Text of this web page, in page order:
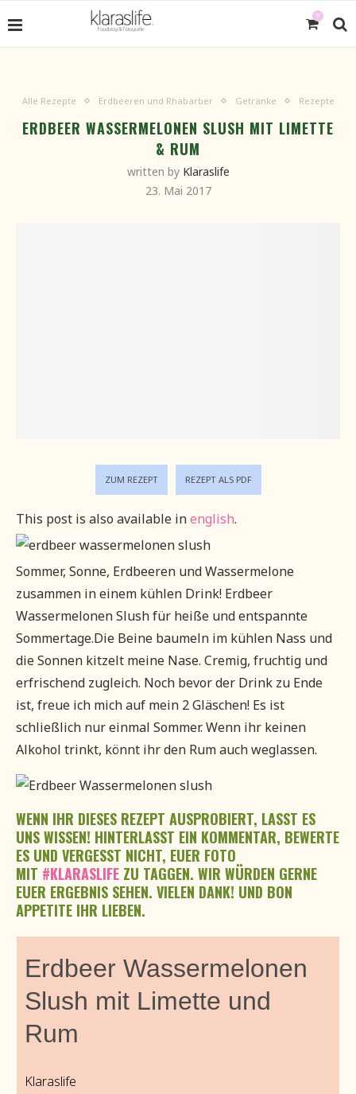
0
Alle Rezepte Erdbeeren und Rhabarber Getränke Rezepte
ERDBEER WASSERMELONEN SLUSH MIT LIMETTE
& RUM
written by Klaraslife
23. Mai 2017
ZUM REZEPT REZEPT ALS PDF
This post is also available inenglish.
Sommer, Sonne, Erdbeeren und Wassermelone
zusammen in einem kühlen Drink! Erdbeer
Wassermelonen Slush für heiße und entspannte
Sommertage.Die Beine baumeln im kühlen Nass und
die Sonnen kitzelt meine Nase. Cremig, fruchtig und
erfrischend zugleich. Noch bevor der Drink zu Ende
ist, freue ich mich auf mein 2 Gläschen! Es ist
schließlich nur einmal Sommer. Wenn ihr keinen
Alkohol trinkt, könnt ihr den Rum auch weglassen.
WENN IHR DIESES REZEPT AUSPROBIERT, LASST ES
UNS WISSEN! HINTERLASST EIN KOMMENTAR, BEWERTE
ES UND VERGESST NICHT, EUER FOTO
MIT #KLARASLIFE ZU TAGGEN. WIR WÜRDEN GERNE
EUER ERGEBNIS SEHEN. VIELEN DANK! UND BON
APPETITE IHR LIEBEN.
Erdbeer Wassermelonen
Slush mit Limette und
Rum
Klaraslife